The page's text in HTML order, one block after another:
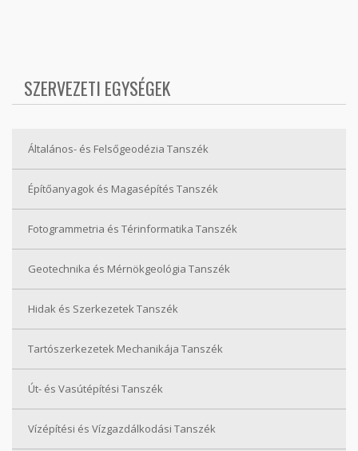
SZERVEZETI EGYSÉGEK
Általános- és Felsőgeodézia Tanszék
Építőanyagok és Magasépítés Tanszék
Fotogrammetria és Térinformatika Tanszék
Geotechnika és Mérnökgeológia Tanszék
Hidak és Szerkezetek Tanszék
Tartószerkezetek Mechanikája Tanszék
Út- és Vasútépítési Tanszék
Vízépítési és Vízgazdálkodási Tanszék